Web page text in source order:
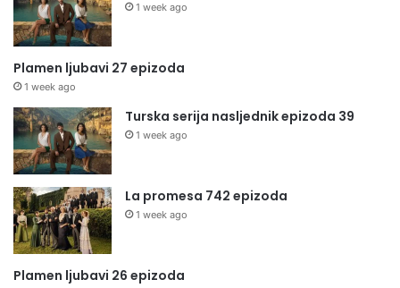
1 week ago
Plamen ljubavi 27 epizoda
1 week ago
Turska serija nasljednik epizoda 39
1 week ago
La promesa 742 epizoda
1 week ago
Plamen ljubavi 26 epizoda